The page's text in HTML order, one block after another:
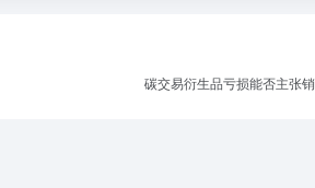
碳交易衍生品亏损能否主张